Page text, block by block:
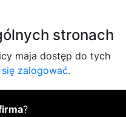
stronach
maja dostęp do tych
zalogować.
?